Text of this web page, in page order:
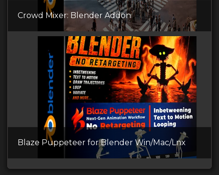
Crowd Mixer: Blender Addon
Blaze Puppeteer for Blender Win/Mac/Lnx